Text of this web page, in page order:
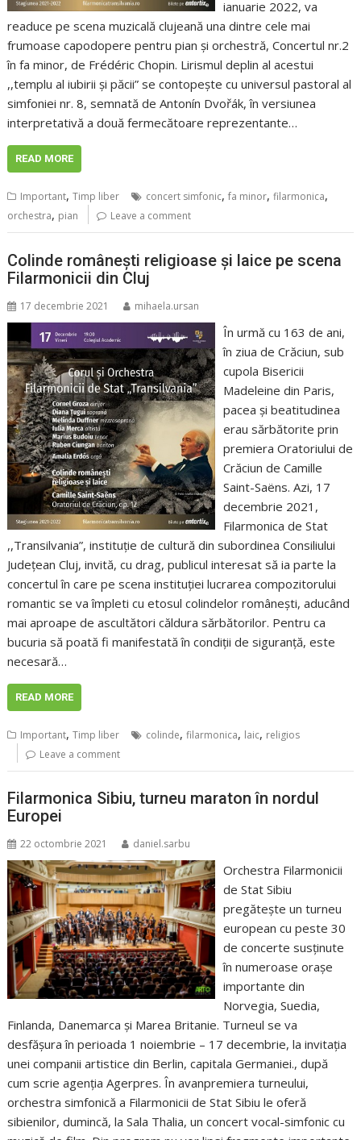
ianuarie 2022, va
readuce pe scena muzicală clujeană una dintre cele mai
frumoase capodopere pentru pian și orchestră, Concertul nr.2
în fa minor, de Frédéric Chopin. Lirismul deplin al acestui
,,templu al iubirii și păcii” se contopește cu universul pastoral al
simfoniei nr. 8, semnată de Antonín Dvořák, în versiunea
interpretativă a două fermecătoare reprezentante…
READ MORE
Important,Timp liber concert simfonic,fa minor,filarmonica,
orchestra, pian Leave a comment
Colinde românești religioase și laice pe scena
Filarmonicii din Cluj
17 decembrie 2021 mihaela.ursan
În urmă cu 163 de ani,
în ziua de Crăciun, sub
cupola Bisericii
Madeleine din Paris,
pacea și beatitudinea
erau sărbătorite prin
premiera Oratoriului de
Crăciun de Camille
Saint-Saëns. Azi, 17
decembrie 2021,
Filarmonica de Stat
,,Transilvania”, instituție de cultură din subordinea Consiliului
Județean Cluj, invită, cu drag, publicul interesat să ia parte la
concertul în care pe scena instituției lucrarea compozitorului
romantic se va împleti cu etosul colindelor românești, aducând
mai aproape de ascultători căldura sărbătorilor. Pentru ca
bucuria să poată fi manifestată în condiții de siguranță, este
necesară…
READ MORE
Important,Timp liber colinde,filarmonica, laic, religios
Leave a comment
Filarmonica Sibiu, turneu maraton în nordul
Europei
22 octombrie 2021 daniel.sarbu
Orchestra Filarmonicii
de Stat Sibiu
pregăteşte un turneu
european cu peste 30
de concerte susţinute
în numeroase oraşe
importante din
Norvegia, Suedia,
Finlanda, Danemarca şi Marea Britanie. Turneul se va
desfăşura în perioada 1 noiembrie – 17 decembrie, la invitaţia
unei companii artistice din Berlin, capitala Germaniei., după
cum scrie agenția Agerpres. În avanpremiera turneului,
orchestra simfonică a Filarmonicii de Stat Sibiu le oferă
sibienilor, dumincă, la Sala Thalia, un concert vocal-simfonic cu